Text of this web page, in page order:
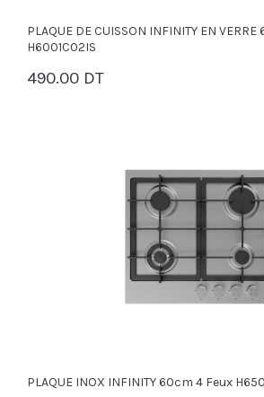
PLAQUE DE CUISSON INFINITY EN VERRE
H6001C02IS
490.00 DT
PANIER
PLAQUE INOX INFINITY 60cm 4 Feux